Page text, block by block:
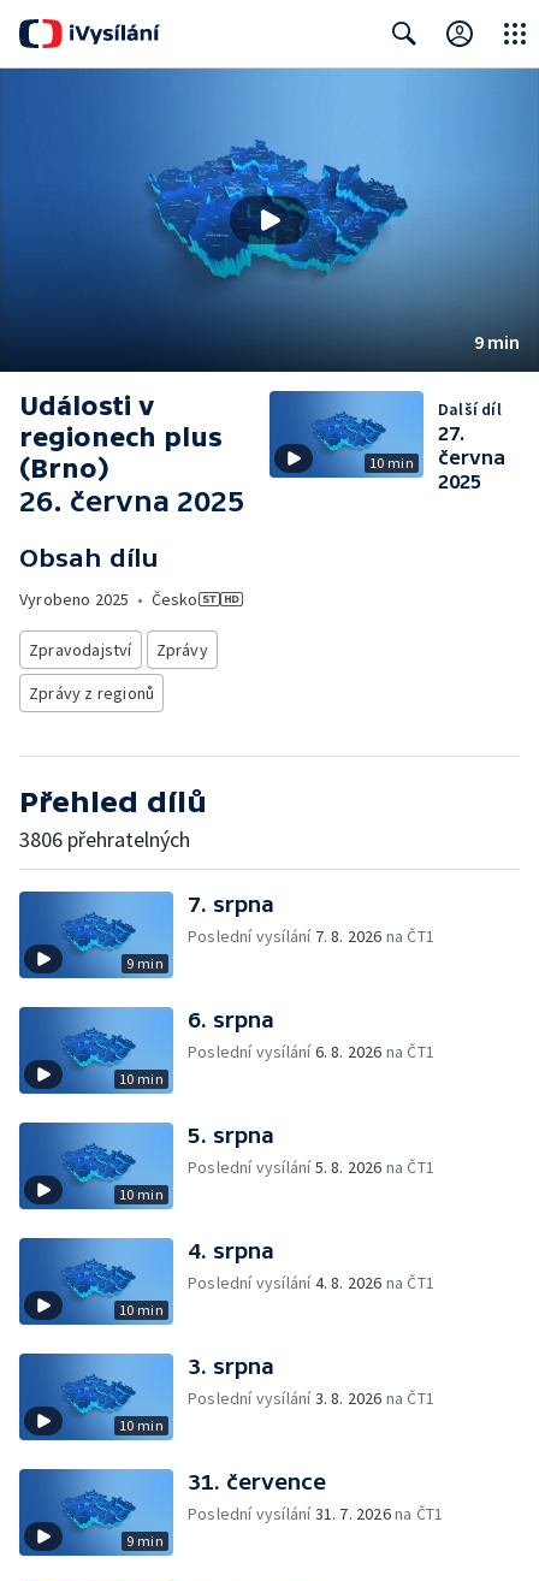
9 min
Události v
regionech plus
(Brno)
26. června 2025
Obsah dílu
Vyrobeno 2025 • Česko
Zpravodajství
Zprávy
Zprávy z regionů
10 min
Další díl
27.
června
2025
Přehled dílů
3806 přehratelných
9 min
7. srpna
Poslední vysílání 7. 8. 2026 na ČT1
10 min
6. srpna
Poslední vysílání6. 8. 2026 na ČT1
10 min
5. srpna
Poslední vysílání5. 8. 2026 na ČT1
10 min
4. srpna
Poslední vysílání4. 8. 2026 na ČT1
10 min
3. srpna
Poslední vysílání3. 8. 2026 na ČT1
9 min
31. července
Poslední vysílání31. 7. 2026na ČT1